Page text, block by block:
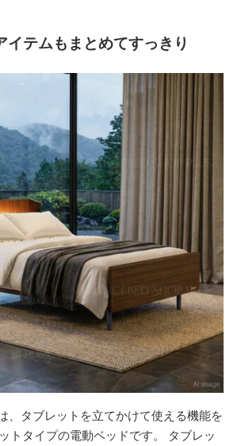
イテムもまとめてすっきり
、タブレットを立てかけて使える機能を
トタイプの電動ベッドです。 タブレッ